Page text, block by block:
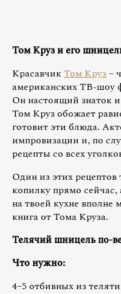
Том Круз и его
КрасавчикТом Круз–
американских ТВ-шоу
Он настоящий знаток
Том Круз обожает
готовит эти блюда.
импровизации и, по
рецепты со всех
Один из этих
копилку прямо сейчас,
на твоей кухне вполне
книга от Тома Круза.
Телячий шницель по-
Что нужно:
4–5 отбивных из